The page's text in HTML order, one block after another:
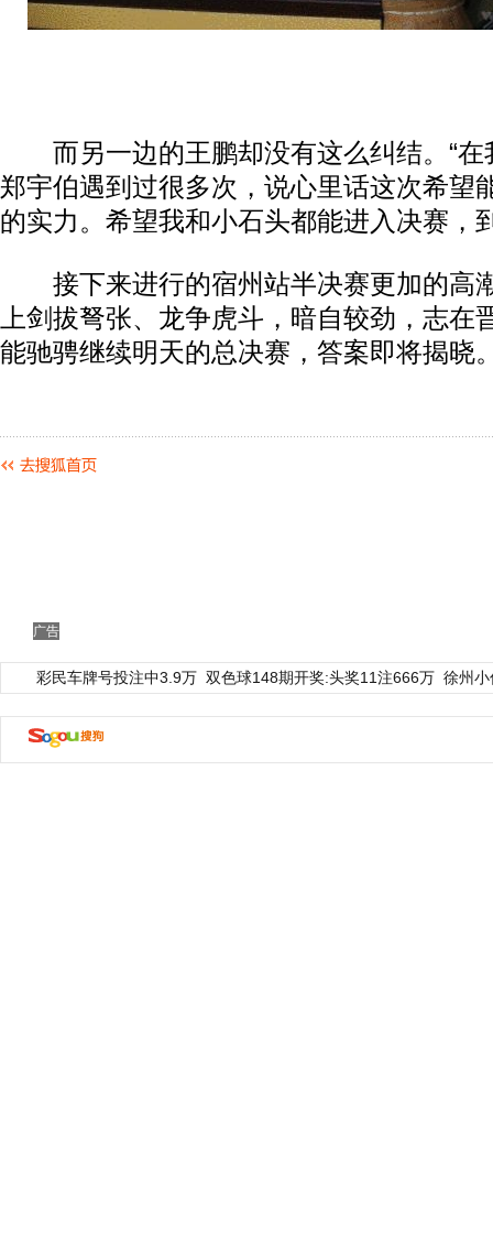
而另一边的王鹏却没有这么纠结。“在
郑宇伯遇到过很多次，说心里话这次希望
的实力。希望我和小石头都能进入决赛，
接下来进行的宿州站半决赛更加的高
上剑拔弩张、龙争虎斗，暗自较劲，志在
能驰骋继续明天的总决赛，答案即将揭晓
广告
彩民车牌号投注中3.9万 双色球148期开奖:头奖11注666万 徐州